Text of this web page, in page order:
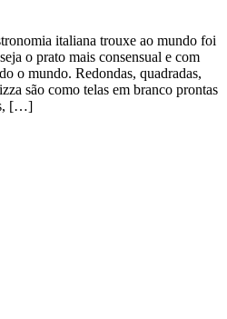
italiana trouxe ao mundo foi
o prato mais consensual e com
o mundo. Redondas, quadradas,
são como telas em branco prontas
[…]